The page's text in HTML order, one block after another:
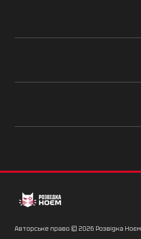
Авторське право © 2026 Розвідка Ноєм